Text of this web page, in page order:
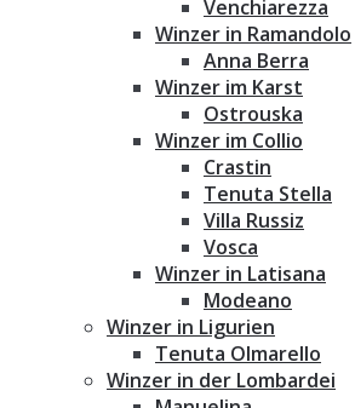
Venchiarezza
Winzer in Ramandolo
Anna Berra
Winzer im Karst
Ostrouska
Winzer im Collio
Crastin
Tenuta Stella
Villa Russiz
Vosca
Winzer in Latisana
Modeano
Winzer in Ligurien
Tenuta Olmarello
Winzer in der Lombardei